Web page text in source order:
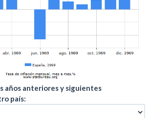
años anteriores y siguientes
país: